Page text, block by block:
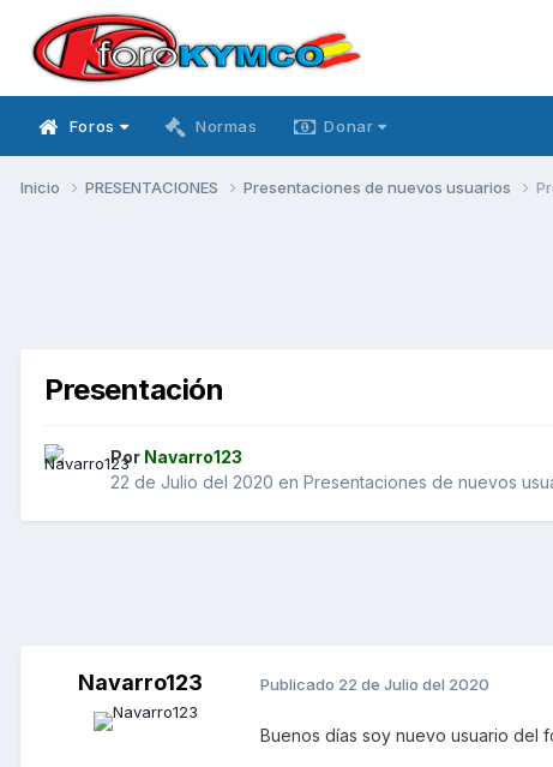
Foros Normas Donar
Inicio PRESENTACIONES Presentaciones de nuevos usuarios
Presentación
Por Navarro123
22 de Julio del 2020 en Presentaciones de nuevos
Navarro123 Publicado 22 de Julio del 2020
Buenos días soy nuevo usuario del